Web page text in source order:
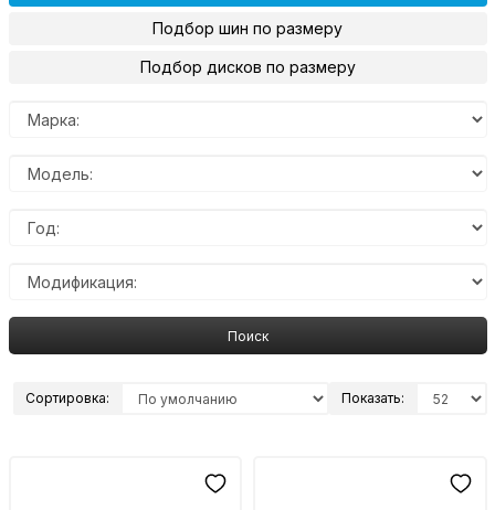
Подбор шин по размеру
Подбор дисков по размеру
Поиск
Сортировка: Показать: